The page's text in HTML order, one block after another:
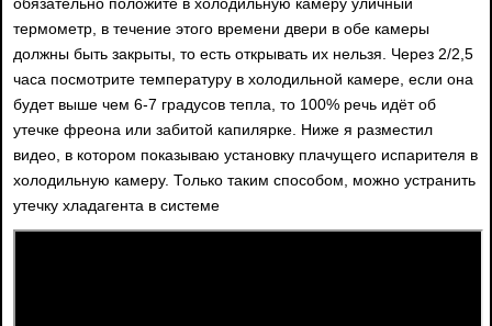
термометр, в течение этого времени двери в обе камеры
должны быть закрыты, то есть открывать их нельзя. Через 2/2,5
часа посмотрите температуру в холодильной камере, если она
будет выше чем 6-7 градусов тепла, то 100% речь идёт об
утечке фреона или забитой капилярке. Ниже я разместил
видео, в котором показываю установку плачущего испарителя в
холодильную камеру. Только таким способом, можно устранить
утечку хладагента в системе